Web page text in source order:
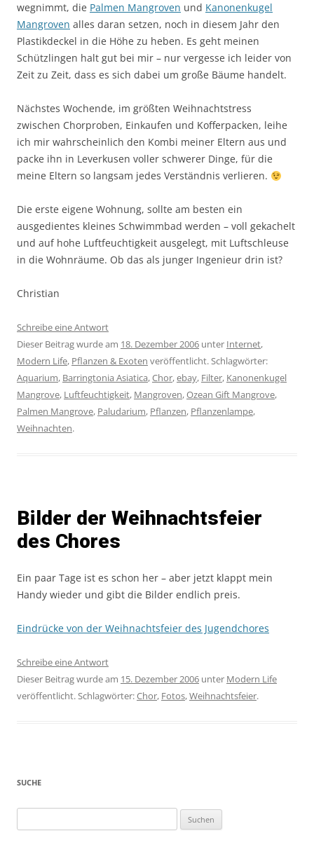
wegnimmt, die Palmen Mangroven und Kanonenkugel
Mangroven alles daran setzen, noch in diesem Jahr den
Plastikdeckel in die Höhe zu heben. Es geht meinen
Schützlingen halt gut bei mir – nur vergesse ich leider von
Zeit zu Zeit, dass es sich dabei um große Bäume handelt.
Nächstes Wochende, im größten Weihnachtstress
zwischen Chorproben, Einkaufen und Kofferpacken, leihe
ich mir wahrscheinlich den Kombi meiner Eltern aus und
packe ihn in Leverkusen voller schwerer Dinge, für die
meine Eltern so langsam jedes Verständnis verlieren.
Die erste eigene Wohnung, sollte am besten ein
ausgedientes kleines Schwimmbad werden – voll gekachelt
und auf hohe Luftfeuchtigkeit ausgelegt, mit Luftschleuse
in die Wohnräume. Ob das als junger Ingenieur drin ist?
Christian
Schreibe eine Antwort
Dieser Beitrag wurde am 18. Dezember 2006 unter Internet,
Modern Life, Pflanzen & Exoten veröffentlicht. Schlagwörter:
Aquarium, Barringtonia Asiatica,Chor,ebay, Filter, Kanonenkugel
Mangrove, Luftfeuchtigkeit, Mangroven,Ozean Gift Mangrove,
Palmen Mangrove, Paludarium, Pflanzen, Pflanzenlampe,
Weihnachten.
Bilder der Weihnachtsfeier
des Chores
Ein paar Tage ist es schon her – aber jetzt klappt mein
Handy wieder und gibt die Bilder endlich preis.
Eindrücke von der Weihnachtsfeier des Jugendchores
Schreibe eine Antwort
Dieser Beitrag wurde am 15. Dezember 2006 unter Modern Life
veröffentlicht. Schlagwörter:Chor, Fotos,Weihnachtsfeier.
SUCHE
nach: